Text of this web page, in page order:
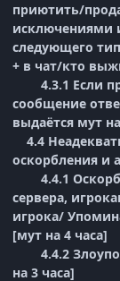
приютить/
исключениями
следующего
+ в чат/кто
4.3.1 Если
сообщение
выдаётся мут
4.4
оскорбления и
4.4.1
сервера,
игрока/
[мут на 4 часа]
4.4.2
на 3 часа]